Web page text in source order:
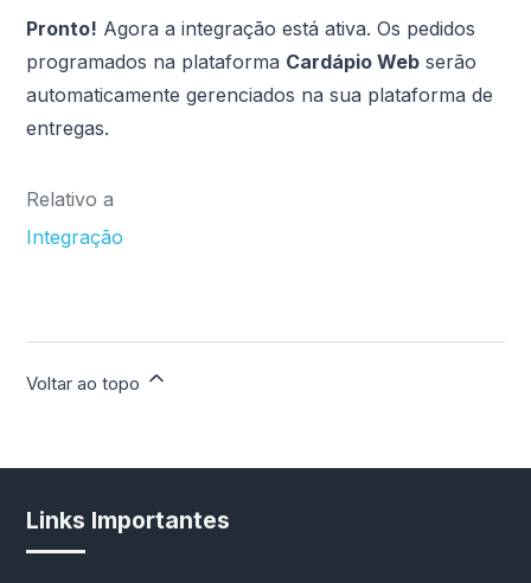
Pronto! Agora a integração está ativa. Os pedidos
programados na plataforma Cardápio Web serão
automaticamente gerenciados na sua plataforma de
entregas.
Relativo a
Integração
Voltar ao topo
Links Importantes